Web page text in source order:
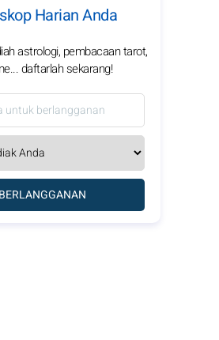
Harian Anda
astrologi, pembacaan tarot,
daftarlah sekarang!
BERLANGGANAN